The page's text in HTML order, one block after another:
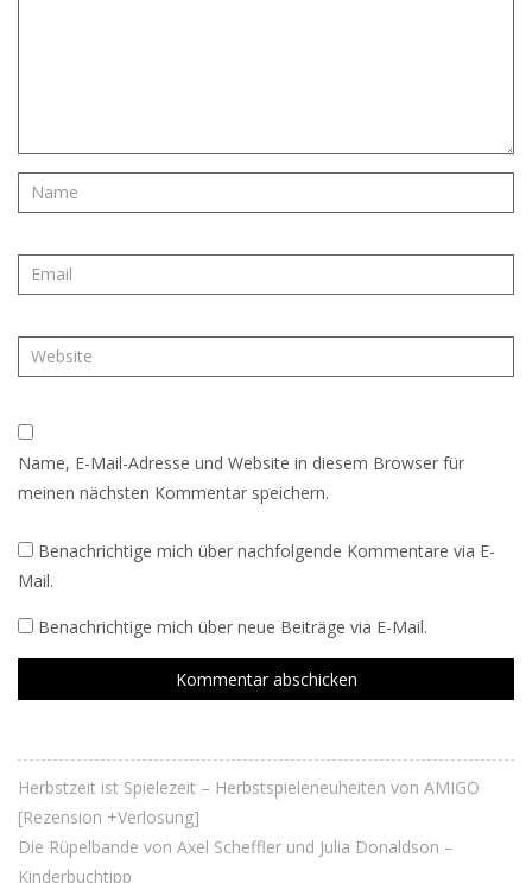
Name, E-Mail-Adresse und Website in diesem Browser für
meinen nächsten Kommentar speichern.
Benachrichtige mich über nachfolgende Kommentare via E-
Mail.
Benachrichtige mich über neue Beiträge via E-Mail.
Herbstzeit ist Spielezeit – Herbstspieleneuheiten von AMIGO
[Rezension +Verlosung]
Die Rüpelbande von Axel Scheffler und Julia Donaldson –
Kinderbuchtipp